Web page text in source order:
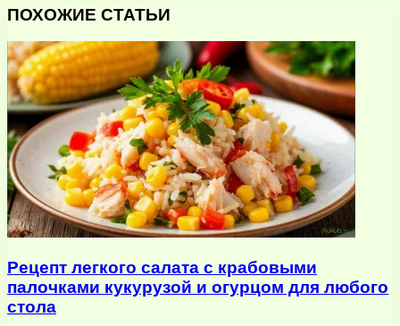
через
почту
ПОХОЖИЕ СТАТЬИ
Рецепт легкого салата с крабовыми
палочками кукурузой и огурцом для любого
стола